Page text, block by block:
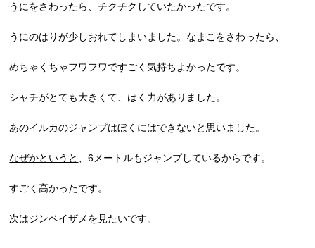
うにをさわったら、チクチクしていたかったです。
うにのはりが少しおれてしまいました。なまこをさわったら、
めちゃくちゃフワフワですごく気持ちよかったです。
シャチがとても大きくて、はく力がありました。
あのイルカのジャンプはぼくにはできないと思いました。
なぜかというと 、6メートルもジャンプしているからです。
すごく高かったです。
次はジンベイザメを見たいです。